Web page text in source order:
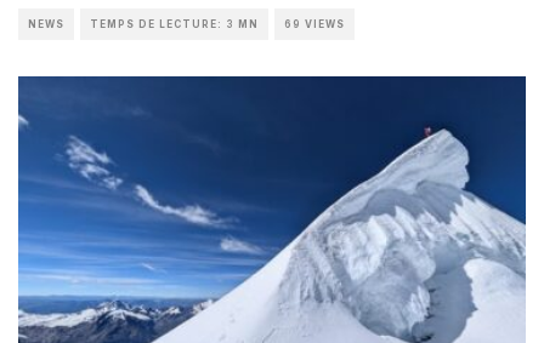
NEWS TEMPS DE LECTURE: 3 MN 69 VIEWS